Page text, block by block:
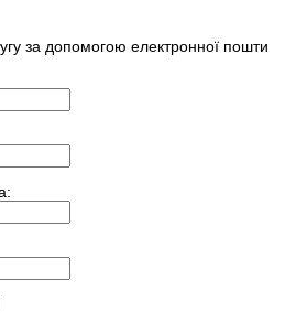
за допомогою електронної пошти